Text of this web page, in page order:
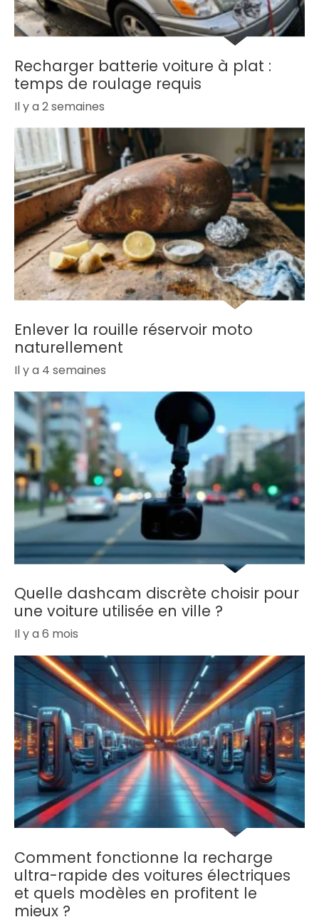
Recharger batterie voiture à plat :
temps de roulage requis
Il y a 2 semaines
Enlever la rouille réservoir moto
naturellement
Il y a 4 semaines
Quelle dashcam discrète choisir pour
une voiture utilisée en ville ?
Il y a 6 mois
Comment fonctionne la recharge
ultra-rapide des voitures électriques
et quels modèles en profitent le
mieux ?